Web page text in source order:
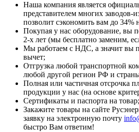
Наша компания является
представителем многих заводов-
позволит сэкономить вам до 34%
Покупая у нас оборудование, вы
2-х лет (мы бесплатно заменим,
Мы работаем с НДС, а значит вы
вычет;
Отгрузка любой транспортной
любой другой регион РФ и
Полная или частичная отсрочка
продукции у нас (на основе
Сертификаты и паспорта на товар;
Закажите товары на сайте
заявку на электронную почту
быстро Вам ответим!